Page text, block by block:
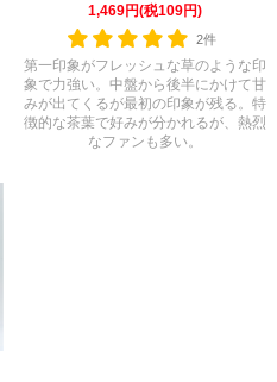
1,469円(税109円)
2件
第一印象がフレッシュな草のような印
象で力強い。中盤から後半にかけて甘
みが出てくるが最初の印象が残る。特
徴的な茶葉で好みが分かれるが、熱烈
なファンも多い。